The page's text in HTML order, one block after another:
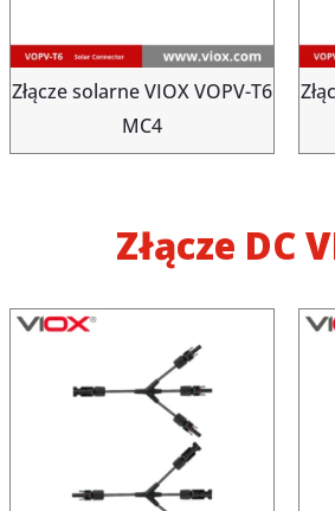
Złącze solarne VIOX VOPV-T6
MC4
Złącze DC